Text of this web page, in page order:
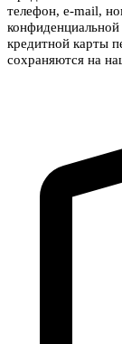
телефон, e-mail,
кредитной карты
сохраняются на